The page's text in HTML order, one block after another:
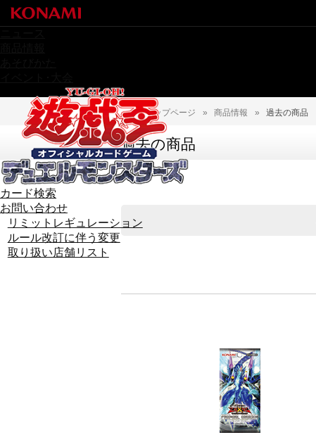
カード検索
お問い合わせ
リミットレギュレーション
ルール改訂に伴う変更
取り扱い店舗リスト
トップページ » 商品情報 » 過去の商品
過去の商品